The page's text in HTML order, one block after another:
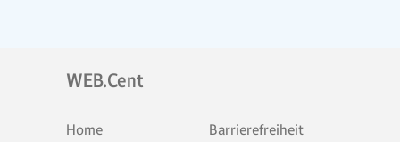
WEB.Cent
Home Barrierefreiheit